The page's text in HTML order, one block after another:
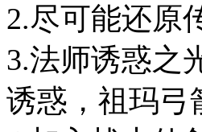
2.尽可能还原
3.法师诱惑之
诱惑，祖玛弓